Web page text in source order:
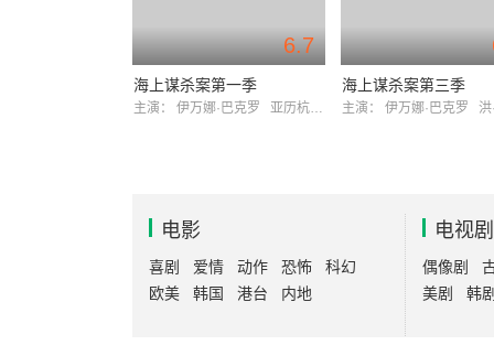
6.7
海上谋杀案第一季
主演： 伊万娜·巴克罗 亚历杭德拉·奥涅瓦
海上谋杀案第三季
主演： 伊万娜·巴克罗 洪·科
电影
喜剧 爱情 动作 恐怖
科幻
欧美
韩国 港台 内地
电视剧
偶像剧
美剧
韩